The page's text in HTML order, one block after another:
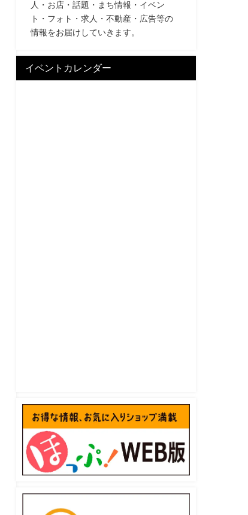
人・お店・話題・まち情報・イベン
ト・フォト・求人・不動産・広告等の
情報をお届けしていきます。
イベントカレンダー